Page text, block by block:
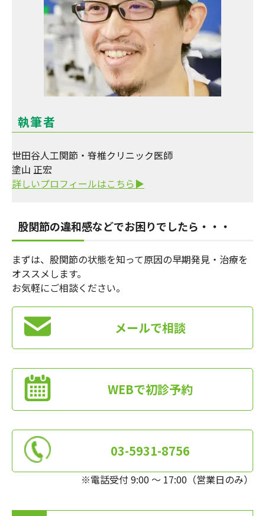
執筆者
世田谷人工関節・脊椎クリニック医師
塗山 正宏
詳しいプロフィールはこちら▶
股関節の違和感などでお困りでしたら・・・
まずは、股関節の状態を知って原因の早期発見・治療を
オススメします。
お気軽にご相談ください。
メールで相談
WEBで初診予約
03-5931-8756
※電話受付 9:00 ～ 17:00（営業日のみ）